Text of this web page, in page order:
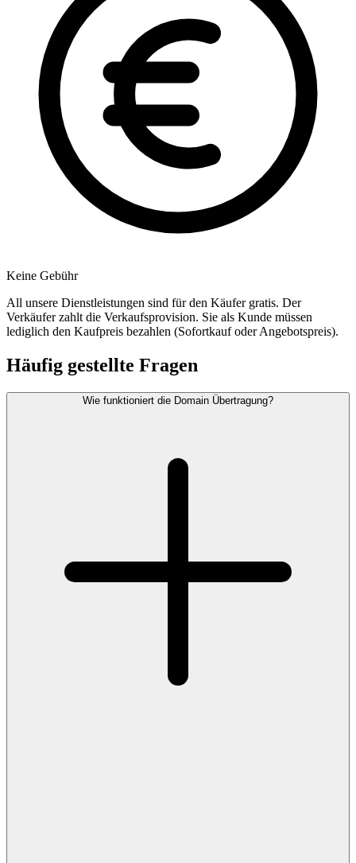
Keine Gebühr
All unsere Dienstleistungen sind für den Käufer gratis. Der
Verkäufer zahlt die Verkaufsprovision. Sie als Kunde müssen
lediglich den Kaufpreis bezahlen (Sofortkauf oder Angebotspreis).
Häufig gestellte Fragen
Wie funktioniert die Domain Übertragung?